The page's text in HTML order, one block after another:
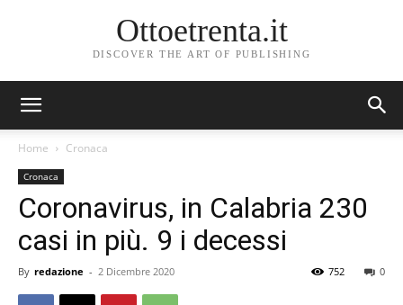
Ottoetrenta.it
DISCOVER THE ART OF PUBLISHING
Home Cronaca
Cronaca
Coronavirus, in Calabria 230
casi in più. 9 i decessi
By redazione - 2 Dicembre 2020 0
752